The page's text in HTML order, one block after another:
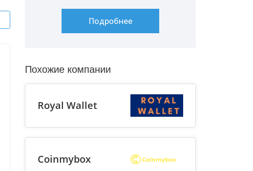
Подробнее
Похожие компании
Royal Wallet
Coinmybox